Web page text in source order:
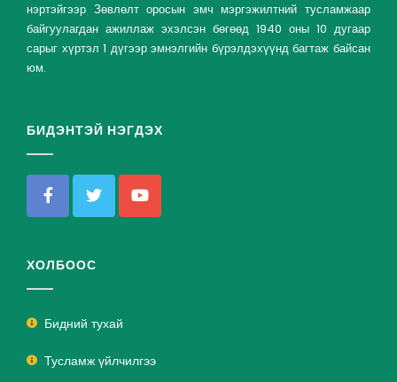
нэртэйгээр Зөвлөлт оросын эмч мэргэжилтний тусламжаар
байгуулагдан ажиллаж эхэлсэн бөгөөд 1940 оны 10 дугаар
сарыг хүртэл 1 дүгээр эмнэлгийн бүрэлдэхүүнд багтаж байсан
юм.
БИДЭНТЭЙ НЭГДЭХ
ХОЛБООС
Бидний тухай
Тусламж үйлчилгээ